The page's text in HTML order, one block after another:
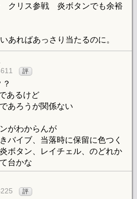
クリス参戦 炎ボタンでも余裕
あればあっさり当たるのに。
評
あるけど
あろうが関係ない
がわからんが
バイブ、当落時に保留に色つく
ボタン、レイチェル、のどれか
台かな
評